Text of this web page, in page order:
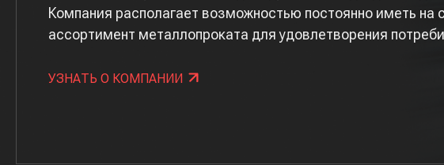
Компания располагает возможностью постоянно иметь на
ассортимент металлопроката для удовлетворения
УЗНАТЬ О КОМПАНИИ